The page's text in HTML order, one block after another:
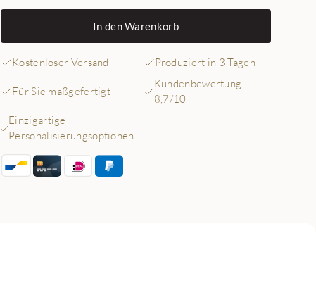
In den Warenkorb
Kostenloser Versand Produziert in 3 Tagen
Für Sie maßgefertigt
Kundenbewertung
8,7/10
Einzigartige
Personalisierungsoptionen